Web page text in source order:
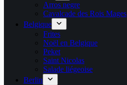
Arros negre
Cavalcade des Rois Mages
Belgique
Frites
Noël en Belgique
Peket
Saint Nicolas
Salade liégeoise
Berlin